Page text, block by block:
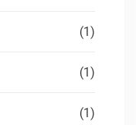
(1)
(1)
(1)